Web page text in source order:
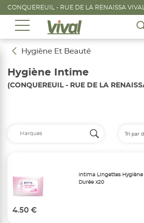
CONQUEREUIL - RUE DE LA RENAISSA VIVAL
Hygiène Et Beauté
Hygiène Intime
(CONQUEREUIL - RUE DE LA
Intima Lingettes
Durée x20
4.50 €